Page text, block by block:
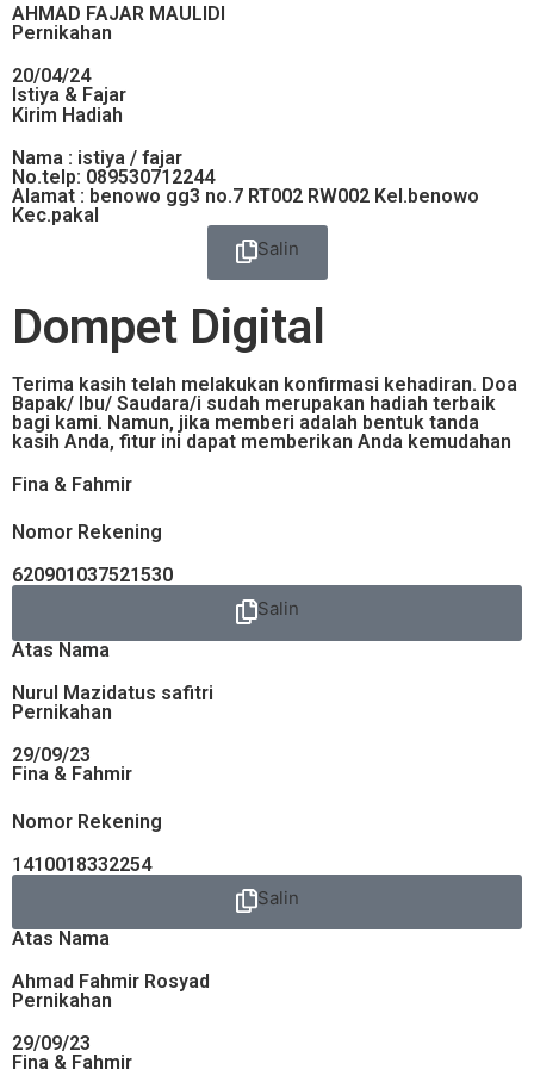
AHMAD FAJAR MAULIDI
Pernikahan
20/04/24
Istiya & Fajar
Kirim Hadiah
Nama : istiya / fajar
No.telp: 089530712244
Alamat : benowo gg3 no.7 RT002 RW002 Kel.benowo
Kec.pakal
Salin
Dompet Digital
Terima kasih telah melakukan konfirmasi kehadiran. Doa
Bapak/ Ibu/ Saudara/i sudah merupakan hadiah terbaik
bagi kami. Namun, jika memberi adalah bentuk tanda
kasih Anda, fitur ini dapat memberikan Anda kemudahan
Fina & Fahmir
Nomor Rekening
620901037521530
Salin
Atas Nama
Nurul Mazidatus safitri
Pernikahan
29/09/23
Fina & Fahmir
Nomor Rekening
1410018332254
Salin
Atas Nama
Ahmad Fahmir Rosyad
Pernikahan
29/09/23
Fina & Fahmir